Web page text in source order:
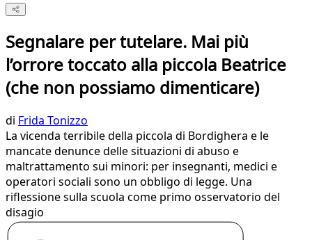
Segnalare per tutelare. Mai più
l’orrore toccato alla piccola Beatrice
(che non possiamo dimenticare)
di Frida Tonizzo
La vicenda terribile della piccola di Bordighera e le
mancate denunce delle situazioni di abuso e
maltrattamento sui minori: per insegnanti, medici e
operatori sociali sono un obbligo di legge. Una
riflessione sulla scuola come primo osservatorio del
disagio